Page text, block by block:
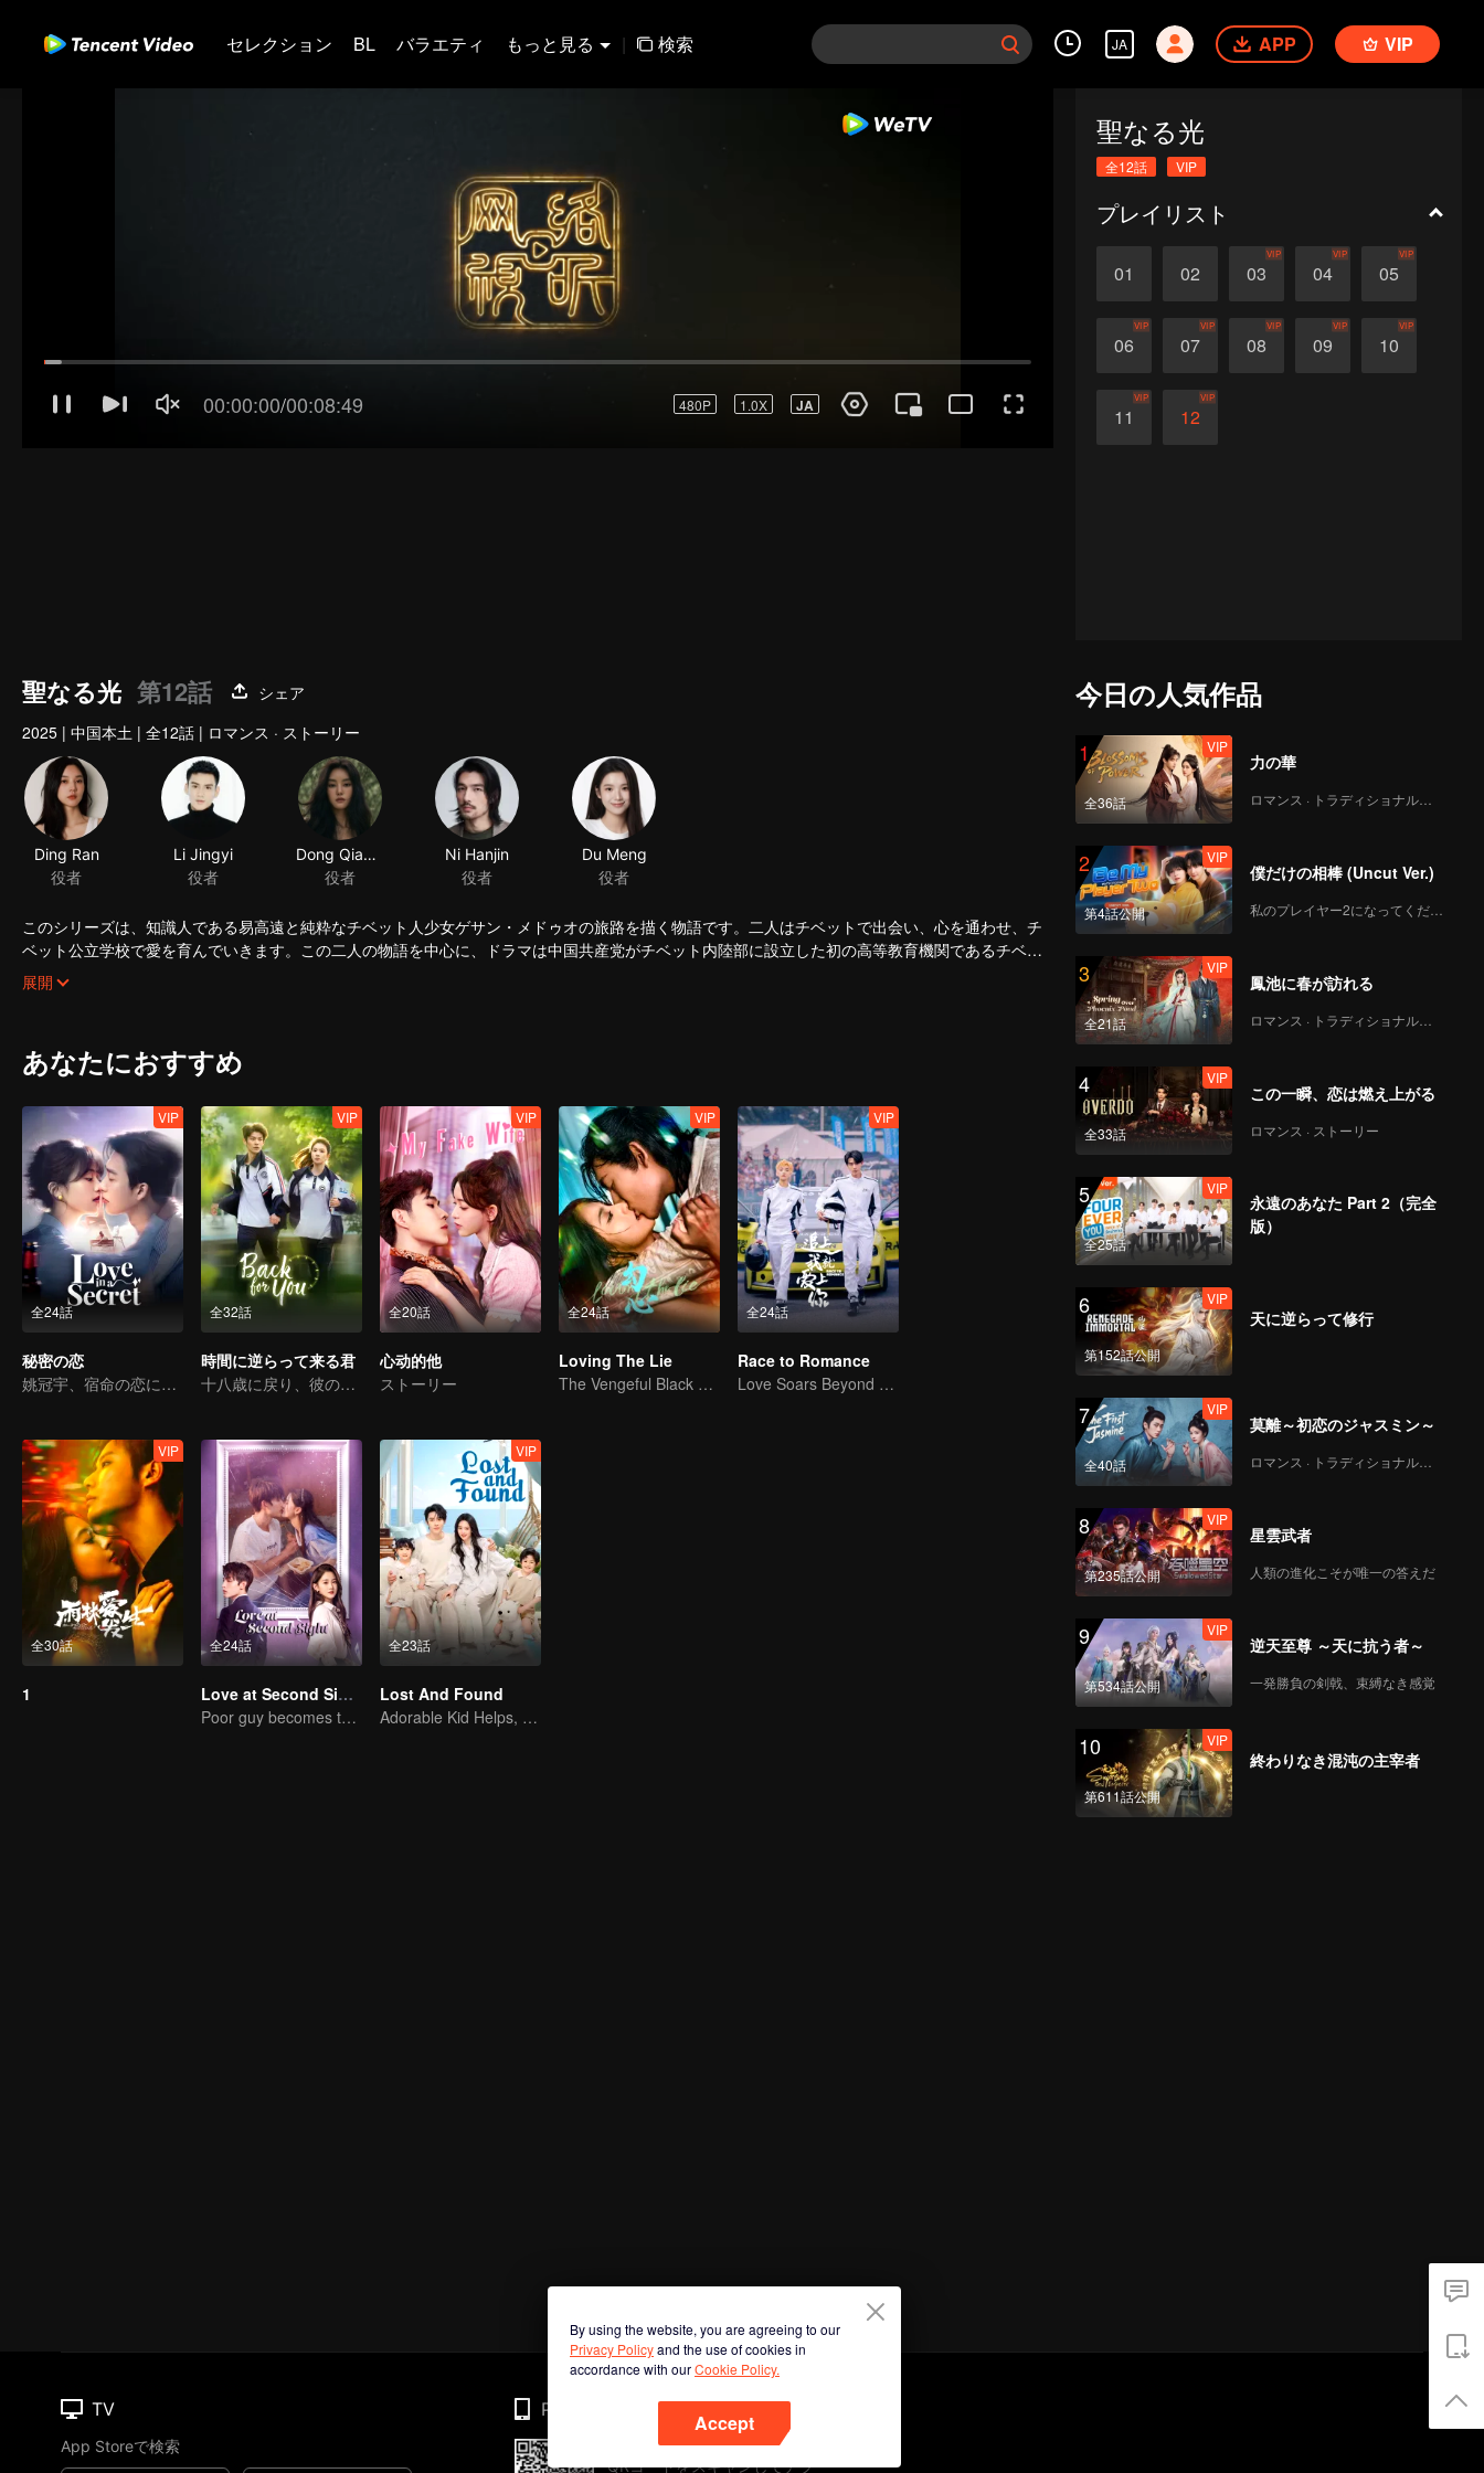
セレクション BL バラエティ もっと見る | 検索 JA APP VIP
聖なる光
全12話 VIP
プレイリスト
01 02 03
VIP
04
VIP
05
VIP
06
VIP
07
VIP
08
VIP
09
VIP
10
VIP
11
VIP
12
VIP
聖なる光 第12話
シェア
2025 | 中国本土 | 全12話 | ロマンス · ストーリー
Ding Ran
役者
Li Jingyi
役者
Dong Qianyu
役者
Ni Hanjin
役者
このシリーズは、知識人である易高遠と純粋なチベット人少女ゲサン・メドゥオの旅路を描く物語です。二人はチベットで出会い、心を通わせ、チ
ベット公立学校で愛を育んでいきます。この二人の物語を中心に、ドラマは中国共産党がチベット内陸部に設立した初の高等教育機関であるチベッ
ト公立学校の創設と発展を描きます。平和解放がチベットとその人々ににもたらした大きな変化を浮き彫りにし、新チベットの困難ながらも揺るぎ
ない発展の道のりを描いています。
展開
あなたにおすすめ
全24話
VIP
秘密の恋
姚冠宇、宿命の恋に揺れる
全32話
VIP
時間に逆らって来る君
十八歳に戻り、彼の白月光を救う
全20話
VIP
心动的他
ストーリー
全24話
VIP
Loving The Lie
The Vengeful Black Lotus Falls for the Rogue Young Master
全24話
VIP
Race to Romance
Love Soars Beyond Borders, Glory United as Partners
全30話
VIP
1
全24話
Love at Second Sight
Poor guy becomes the domineering CEO and pursues his first love
全23話
VIP
Lost And Found
Adorable Kid Helps, Dad Steps Up
今日の人気作品
1
全36話
VIP
力の華
ロマンス · トラディショナル・コスチューム
2
第4話公開
VIP
僕だけの相棒 (Uncut Ver.)
私のプレイヤー2になってください
3
全21話
VIP
鳳池に春が訪れる
ロマンス · トラディショナル・コスチューム
4
全33話
VIP
この一瞬、恋は燃え上がる
ロマンス · ストーリー
5
全25話
VIP
永遠のあなた Part 2（完全
版）
6
第152話公開
VIP
天に逆らって修行
7
全40話
VIP
莫離～初恋のジャスミン～
ロマンス · トラディショナル・コスチューム
8
第235話公開
VIP
星雲武者
人類の進化こそが唯一の答えだ
9
第534話公開
VIP
逆天至尊 ～天に抗う者～
一発勝負の剣戟、束縛なき感覚
10
第611話公開
VIP
終わりなき混沌の主宰者
By using the website, you are agreeing to our
Privacy Policyand the use of cookies in
accordance with ourCookie Policy.
Accept
TV
App Storeで検索
Phone
QRコードをスキャンしてアプ